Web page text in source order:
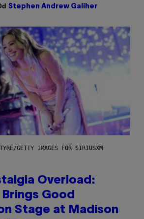
Stephen Andrew Galiher
GETTY IMAGES FOR SIRIUSXM
Overload:
Good
Stage at Madison